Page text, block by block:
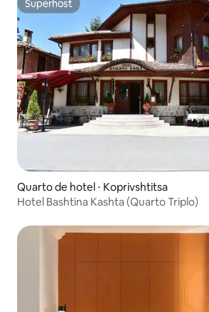
Superhost
Superhost
Quarto de hotel ⋅ Koprivshtitsa
Hotel Bashtina Kashta (Quarto Triplo)